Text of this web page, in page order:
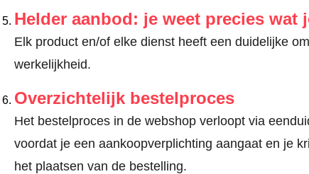
Helder aanbod: je weet precies wat
Elk product en/of elke dienst heeft een duidelijke
werkelijkheid.
Overzichtelijk bestelproces
Het bestelproces in de webshop verloopt via
voordat je een aankoopverplichting aangaat en je
het plaatsen van de bestelling.